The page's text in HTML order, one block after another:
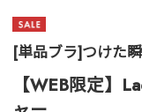
[単品ブラ]つけた
【WEB限定】